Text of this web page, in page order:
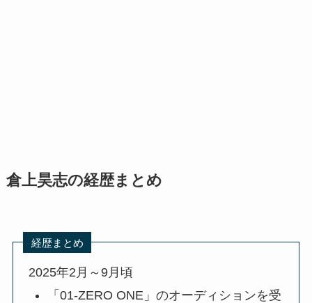
倉上昊志の経歴まとめ
経歴まとめ
2025年2月～9月頃
「01-ZERO ONE」のオーディションを受